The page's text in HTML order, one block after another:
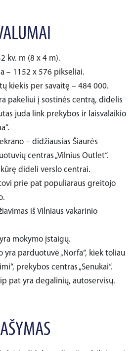
kv. m (8 x 4 m).
– 1152 x 576 pikseliai.
kiekis per savaitę – 484 000.
pakeliui į sostinės centrą, didelis
juda link prekybos ir laisvalaikio
– didžiausias Šiaurės
centras „Vilnius Outlet“.
dideli verslo centrai.
prie pat populiaraus greitojo
iš Vilniaus vakarinio
mokymo įstaigų.
yra parduotuvė „Norfa“, kiek toliau
prekybos centras „Senukai“.
pat yra degalinių, autoservisų.